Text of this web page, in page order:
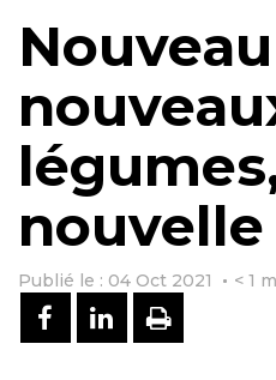
Publié le : 04 Oct 2021 < 1
PARTAGER